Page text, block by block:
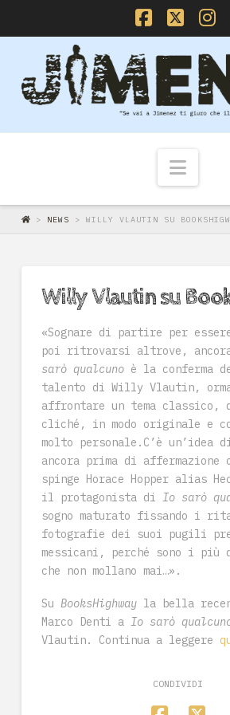
X
> NEWS >WILLY VLAUTIN SU
Willy Vlautin su
«Sognare di partire per
poi ritrovarsi altrove,
sarò qualcuno è la conferma
talento di Willy Vlautin,
affrontare un tema classico,
cliché, in modo originale e
molto personale.C’è un’idea
ancora prima di affermazione
spinge Horace Hopper alias
il protagonista di Io sarò
sogno maturato fissando i
fotografie dei suoi pugili
messicani, perché sono i
che non mollano mai…».
Su BooksHighwayla bella
Marco Denti a Io sarò
Vlautin. Continua a leggere
CONDIVIDI